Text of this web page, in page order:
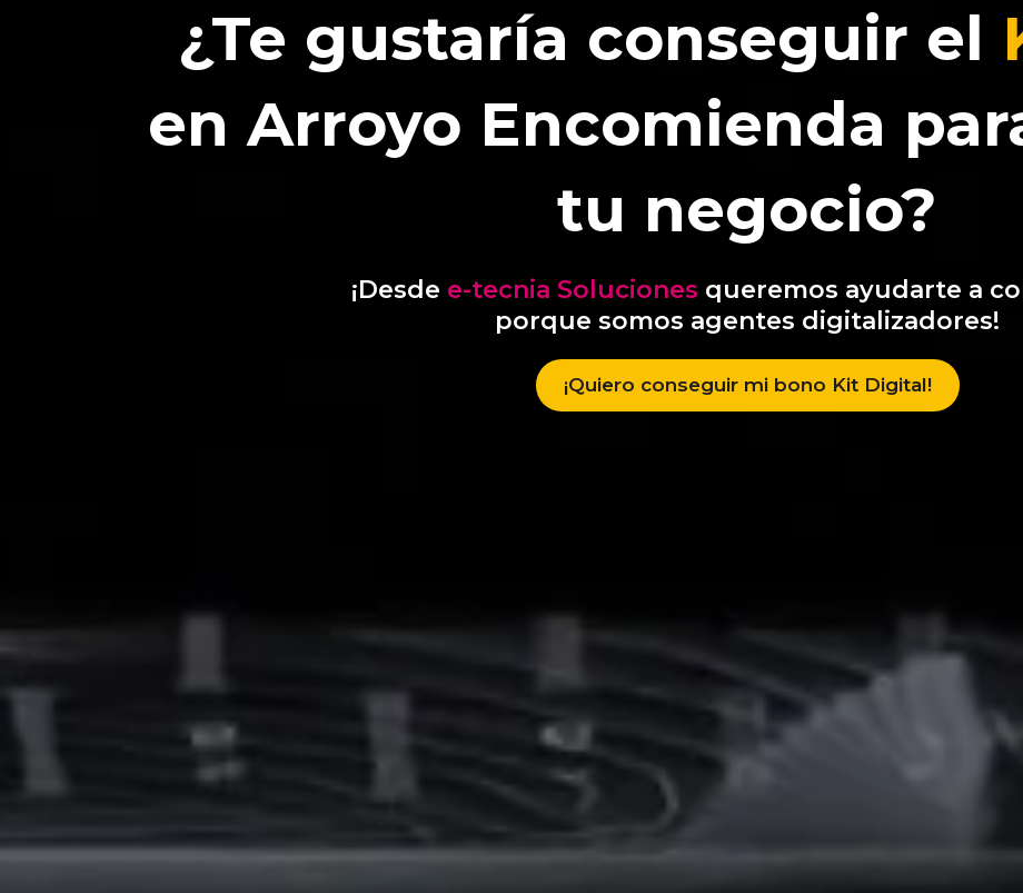
¿Te gustaría conseguir el
en Arroyo Encomienda
tu negocio?
¡Desde e-tecnia Soluciones queremos ayudarte a
porque somos agentes digitalizadores!
¡Quiero conseguir mi bono Kit Digital!